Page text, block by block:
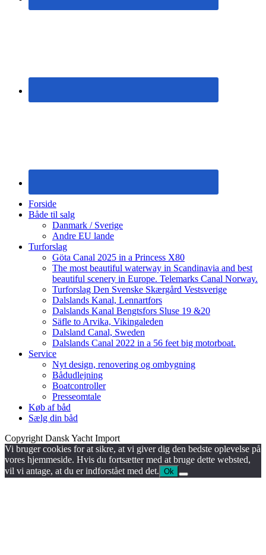
Forside
Både til salg
Danmark / Sverige
Andre EU lande
Turforslag
Göta Canal 2025 in a Princess X80
The most beautiful waterway in Scandinavia and best
beautiful scenery in Europe. Telemarks Canal Norway.
Turforslag Den Svenske Skærgård Vestsverige
Dalslands Kanal, Lennartfors
Dalslands Kanal Bengtsfors Sluse 19 &20
Säfle to Arvika, Vikingaleden
Dalsland Canal, Sweden
Dalslands Canal 2022 in a 56 feet big motorboat.
Service
Nyt design, renovering og ombygning
Bådudlejning
Boatcontroller
Presseomtale
Køb af båd
Sælg din båd
Copyright Dansk Yacht Import
Vi bruger cookies for at sikre, at vi giver dig den bedste oplevelse på
vores hjemmeside. Hvis du fortsætter med at bruge dette websted,
vil vi antage, at du er indforstået med det. Ok